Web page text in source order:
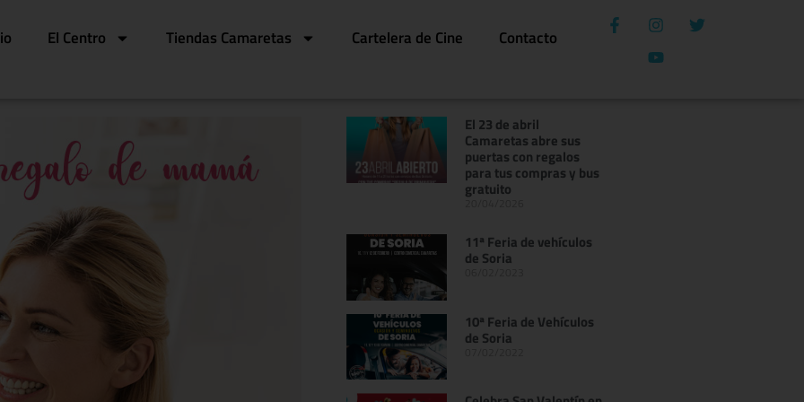
El Centro Tiendas Camaretas Cartelera de Cine Contacto
El 23 de abril
Camaretas abre sus
puertas con regalos
para tus compras y bus
gratuito
11ª Feria de vehículos
de Soria
10ª Feria de Vehículos
de Soria